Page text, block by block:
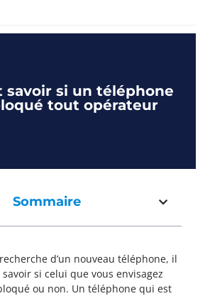
savoir si un téléphone
tout opérateur
Sommaire
d’un nouveau téléphone, il
si celui que vous envisagez
ou non. Un téléphone qui est